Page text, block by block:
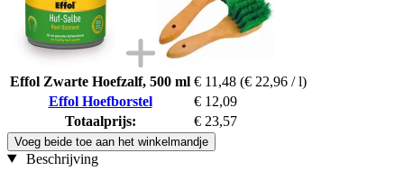
Effol Zwarte Hoefzalf, 500 ml € 11,48 (€ 22,96 / l)
Effol Hoefborstel
€ 12,09
Totaalprijs:
€ 23,57
Voeg beide toe aan het winkelmandje
Beschrijving